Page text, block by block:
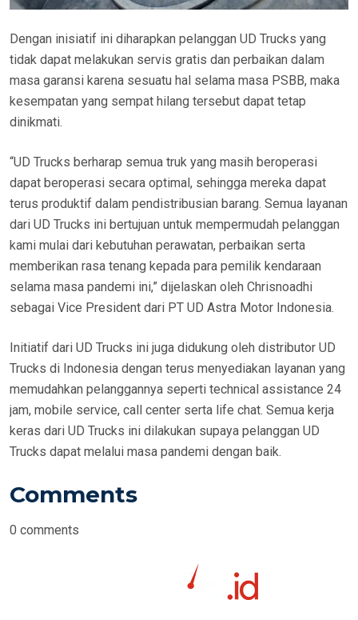
Dengan inisiatif ini diharapkan pelanggan UD Trucks yang
tidak dapat melakukan servis gratis dan perbaikan dalam
masa garansi karena sesuatu hal selama masa PSBB, maka
kesempatan yang sempat hilang tersebut dapat tetap
dinikmati.
“UD Trucks berharap semua truk yang masih beroperasi
dapat beroperasi secara optimal, sehingga mereka dapat
terus produktif dalam pendistribusian barang. Semua layanan
dari UD Trucks ini bertujuan untuk mempermudah pelanggan
kami mulai dari kebutuhan perawatan, perbaikan serta
memberikan rasa tenang kepada para pemilik kendaraan
selama masa pandemi ini,” dijelaskan oleh Chrisnoadhi
sebagai Vice President dari PT UD Astra Motor Indonesia.
Initiatif dari UD Trucks ini juga didukung oleh distributor UD
Trucks di Indonesia dengan terus menyediakan layanan yang
memudahkan pelanggannya seperti technical assistance 24
jam, mobile service, call center serta life chat. Semua kerja
keras dari UD Trucks ini dilakukan supaya pelanggan UD
Trucks dapat melalui masa pandemi dengan baik.
Comments
0 comments